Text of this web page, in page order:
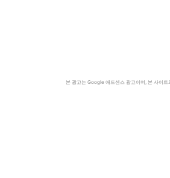
본 광고는 Google 애드센스 광고이며, 본 사이트